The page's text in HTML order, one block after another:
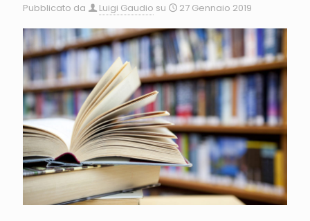
Pubblicato da Luigi Gaudio su 27 Gennaio 2019